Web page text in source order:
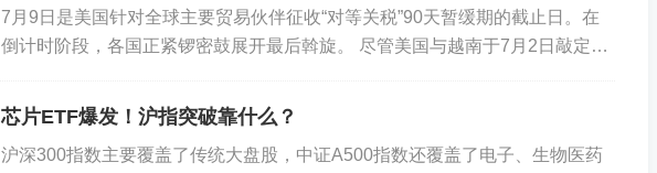
7月9日是美国针对全球主要贸易伙伴征收“对等关税”90天暂缓期的截止日。在
倒计时阶段，各国正紧锣密鼓展开最后斡旋。 尽管美国与越南于7月2日敲定了
芯片ETF爆发！沪指突破靠什么？
沪深300指数主要覆盖了传统大盘股，中证A500指数还覆盖了电子、生物医药